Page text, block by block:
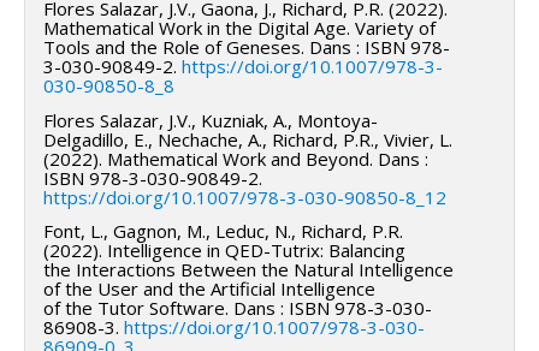
Flores Salazar, J.V., Gaona, J., Richard, P.R. (2022).
Mathematical Work in the Digital Age. Variety of
Tools and the Role of Geneses. Dans : ISBN 978-
3-030-90849-2. https://doi.org/10.1007/978-3-
030-90850-8_8
Flores Salazar, J.V., Kuzniak, A., Montoya-
Delgadillo, E., Nechache, A., Richard, P.R., Vivier, L.
(2022). Mathematical Work and Beyond. Dans :
ISBN 978-3-030-90849-2.
https://doi.org/10.1007/978-3-030-90850-8_12
Font, L., Gagnon, M., Leduc, N., Richard, P.R.
(2022). Intelligence in QED-Tutrix: Balancing
the Interactions Between the Natural Intelligence
of the User and the Artificial Intelligence
of the Tutor Software. Dans : ISBN 978-3-030-
86908-3. https://doi.org/10.1007/978-3-030-